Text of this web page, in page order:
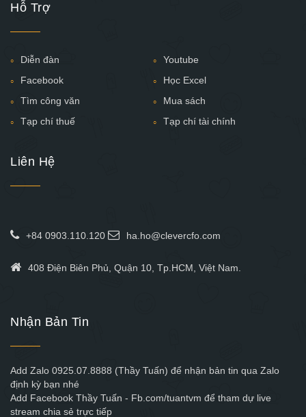
Hỗ Trợ
Diễn đàn
Youtube
Facebook
Học Excel
Tìm công văn
Mua sách
Tạp chí thuế
Tạp chí tài chính
Liên Hệ
+84 0903.110.120 ha.ho@clevercfo.com
408 Điện Biên Phủ, Quận 10, Tp.HCM, Việt Nam.
Nhận Bản Tin
Add Zalo 0925.07.8888 (Thầy Tuấn) để nhận bản tin qua Zalo
định kỳ bạn nhé
Add Facebook Thầy Tuấn - Fb.com/tuantvm để tham dự live
stream chia sẻ trực tiếp